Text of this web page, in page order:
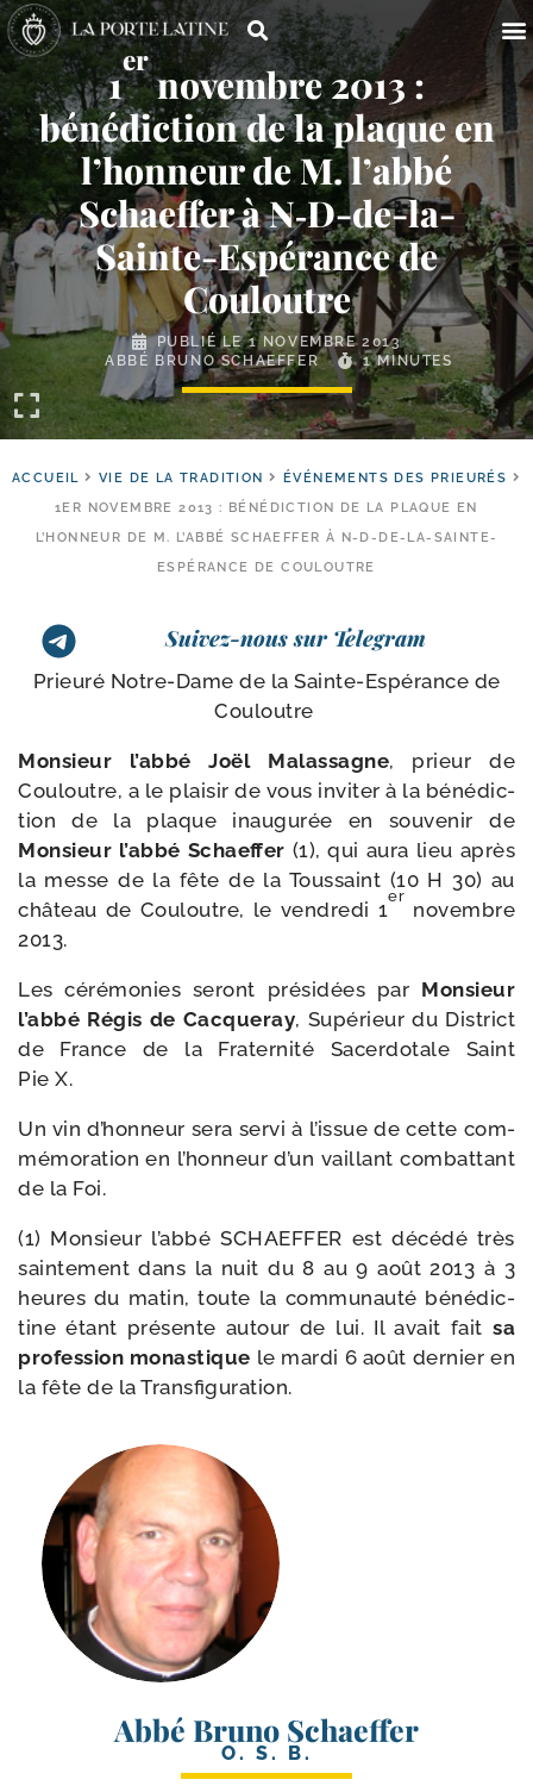
1
er
novembre 2013 :
bénédiction de la plaque en
l’honneur de M. l’abbé
Schaeffer à N‑D-​de-​la-​
Sainte-​Espérance de
Couloutre
PUBLIÉ LE1 NOVEMBRE 2013
ABBÉ BRUNO SCHAEFFER
1 MINUTES
ACCUEIL VIE DE LA TRADITION
ÉVÉNEMENTS DES PRIEURÉS
1ER NOVEMBRE 2013 : BÉNÉDICTION DE LA PLAQUE EN
L’HONNEUR DE M. L’ABBÉ SCHAEFFER À N-D-DE-LA-SAINTE-
ESPÉRANCE DE COULOUTRE
Suivez-nous sur Telegram
Prieuré Notre-​Dame de la Sainte-​Espérance de
Couloutre
Monsieur l’ab­bé Joël Malassagne, prieur de
Couloutre, a le plai­sir de vous invi­ter à la béné­dic­
tion de la plaque inau­gu­rée en sou­ve­nir de
Monsieur l’ab­bé Schaeffer (1), qui aura lieu après
la messe de la fête de la Toussaint (10 H 30) au
châ­teau de Couloutre, le ven­dre­di 1
er
novembre
2013.
Les céré­mo­nies seront pré­si­dées par Monsieur
l’ab­bé Régis de Cacqueray, Supérieur du District
de France de la Fraternité Sacerdotale Saint
Pie X.
Un vin d’hon­neur sera ser­vi à l’is­sue de cette com­
mé­mo­ra­tion en l’hon­neur d’un vaillant com­bat­tant
de la Foi.
(1) Monsieur l’ab­bé SCHAEFFER est décé­dé très
sain­te­ment dans la nuit du 8 au 9 août 2013 à 3
heures du matin, toute la com­mu­nau­té béné­dic­
tine étant pré­sente autour de lui. Il avait fait sa
pro­fes­sion monas­tique le mar­di 6 août der­nier en
la fête de la Transfiguration.
Abbé Bruno Schaeffer
O. S. B.